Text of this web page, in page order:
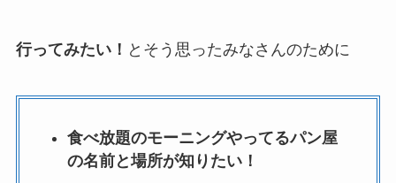
行ってみたい！ とそう思ったみなさんのために
食べ放題のモーニングやってるパン屋
の名前と場所が知りたい！